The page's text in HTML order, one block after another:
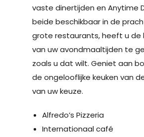
vaste dinertijden en Anytime
beide beschikbaar in de
grote restaurants, heeft u de
van uw avondmaaltijden te
zoals u dat wilt. Geniet aan
de ongelooflijke keuken van
van uw keuze.
Alfredo’s Pizzeria
Internationaal café